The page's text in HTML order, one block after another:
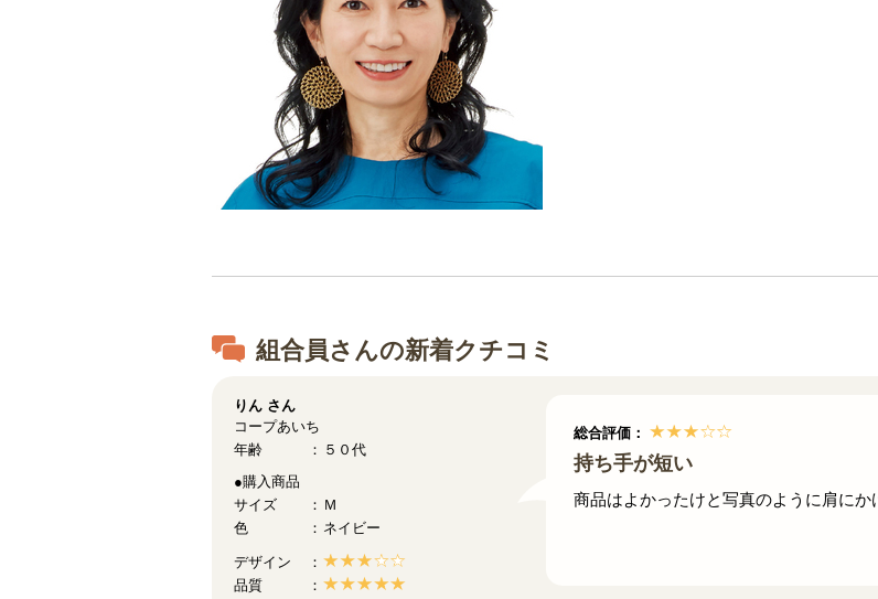
組合員さんの新着クチコミ
総合評価：
持ち手が短い
商品はよかったけと写真のように肩にか
りん さん
コープあいち
年齢
５０代
●購入商品
サイズ
Ｍ
色
ネイビー
デザイン
品質